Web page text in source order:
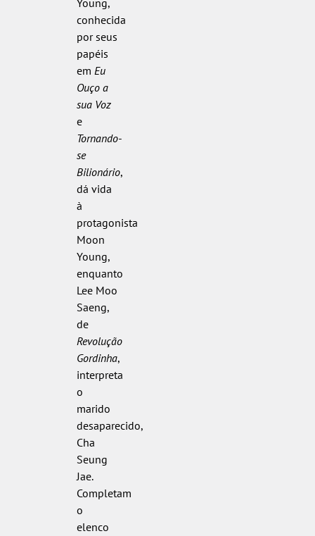
Young,
conhecida
por seus
papéis
em Eu
Ouço a
sua Voz
e
Tornando-
se
Bilionário,
dá vida
à
protagonista
Moon
Young,
enquanto
Lee Moo
Saeng,
de
Revolução
Gordinha,
interpreta
o
marido
desaparecido,
Cha
Seung
Jae.
Completam
o
elenco